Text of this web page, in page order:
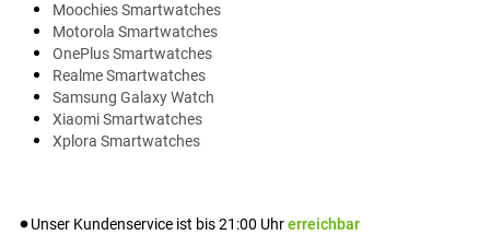
Moochies Smartwatches
Motorola Smartwatches
OnePlus Smartwatches
Realme Smartwatches
Samsung Galaxy Watch
Xiaomi Smartwatches
Xplora Smartwatches
Unser Kundenservice ist bis21:00 Uhrerreichbar